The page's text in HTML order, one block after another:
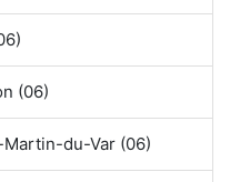
(06)
du-Var (06)